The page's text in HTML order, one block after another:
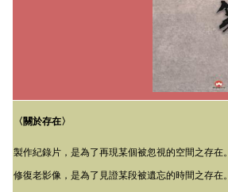
〈關於存在〉
製作紀錄片，是為了再現某個被忽視的空間之存在。
修復老影像，是為了見證某段被遺忘的時間之存在。